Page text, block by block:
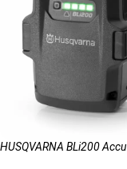
HUSQVARNA BLi200 Accu